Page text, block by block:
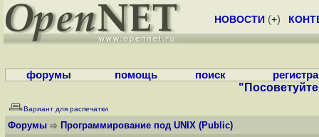
НОВОСТИ (+)
форумы помощь поиск
Вариант для распечатки
Форумы Программирование под UNIX (Public)